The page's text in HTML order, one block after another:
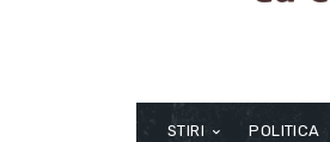
STIRI POLITICA